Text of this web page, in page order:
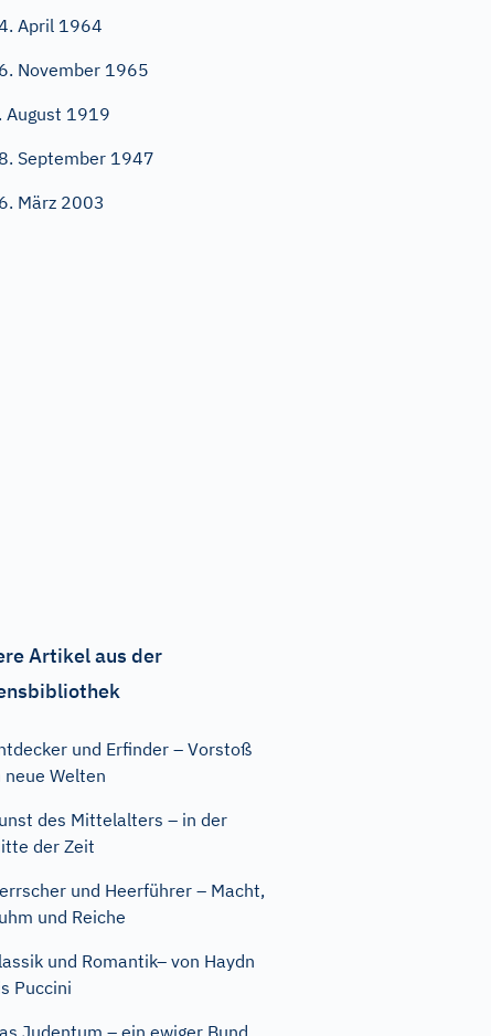
April 1964
November 1965
August 1919
September 1947
März 2003
Artikel aus der
und Erfinder – Vorstoß
neue Welten
des Mittelalters – in der
der Zeit
und Heerführer – Macht,
und Reiche
und Romantik– von Haydn
Puccini
Judentum – ein ewiger Bund